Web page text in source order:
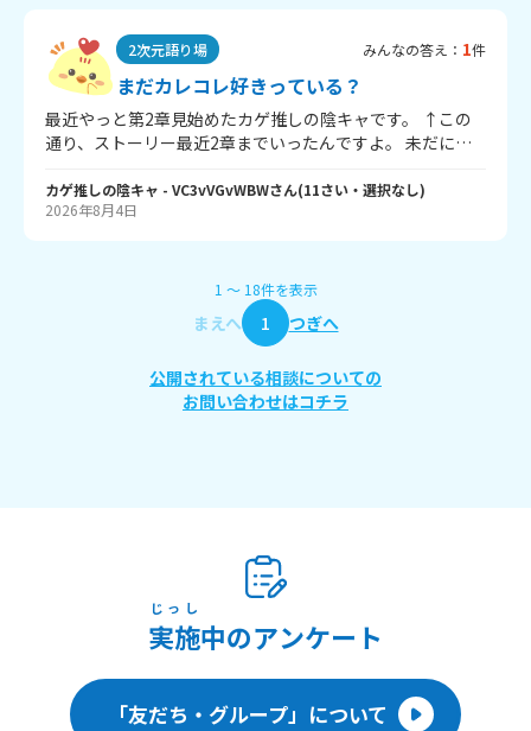
2次元語り場 みんなの答え： 1件
まだカレコレ好きっている？
最近やっと第2章見始めたカゲ推しの陰キャです。 ↑この
通り、ストーリー最近2章までいったんですよ。 未だにカ
とバンバン言って語ろう！ 私はカゲ推しです💖
カゲ推しの陰キャ - VC3vVGvWBWさん(11さい・ 選択なし)
2026年8月4日
1 〜 18件を表示
まえへ 1 つぎへ
公開されている相談についての
お問い合わせはコチラ
実施
じっし
中のアンケート
「友だち・グループ」について